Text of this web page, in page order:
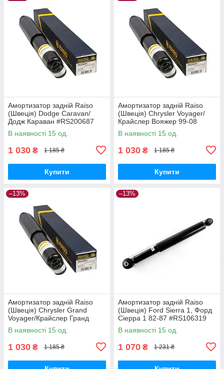
Амортизатор задній Raiso
(Швеція) Dodge Caravan/
Додж Караван #RS200687
UAKHNFL17
В наявності 15 од.
1 030 ₴ 1 185 ₴
Купити
Амортизатор задній Raiso
(Швеція) Chrysler Voyager/
Крайслер Вояжер 99-08
#RS200687 UANWSFO17
В наявності 15 од.
1 030 ₴ 1 185 ₴
Купити
–13%
Амортизатор задній Raiso
(Швеція) Chrysler Grand
Voyager/Крайслер Гранд
Вояжер 99-08 #RS200687
UANWSFO17
В наявності 15 од.
1 030 ₴ 1 185 ₴
–13%
Амортизатор задній Raiso
(Швеція) Ford Sierra 1, Форд
Сіерра 1 82-87 #RS106319
UACXWPA17
В наявності 15 од.
1 070 ₴ 1 231 ₴